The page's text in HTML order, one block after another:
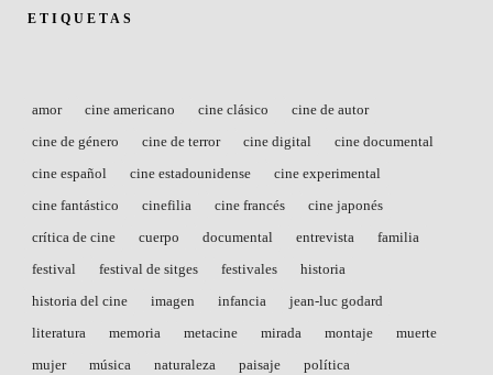
ETIQUETAS
amor cine americano cine clásico
cine de autor
cine de género
cine de terror cine digital
cine documental
cine español
cine estadounidense
cine experimental
cine fantástico
cinefilia cine francés
cine japonés
crítica de cine
cuerpo documental entrevista
familia
festival
festival de sitges festivales
historia
historia del cine
imagen infancia
jean-luc godard
literatura
memoria metacine mirada montaje
muerte
mujer
música naturaleza paisaje
política